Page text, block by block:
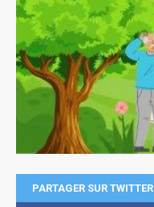
PARTAGER SUR TWITTER